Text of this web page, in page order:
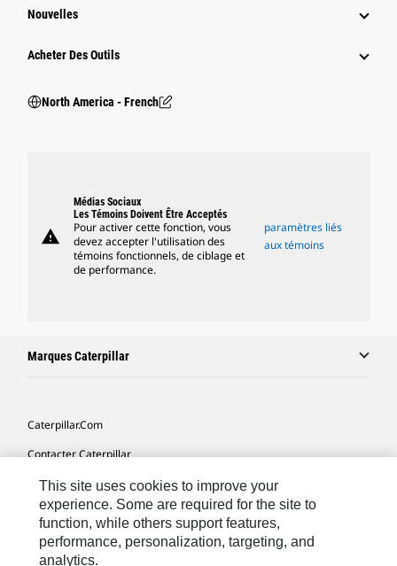
Nouvelles
Acheter Des Outils
North America - French
warning
Médias Sociaux
Les Témoins Doivent Être Acceptés
Pour activer cette fonction, vous
devez accepter l'utilisation des
témoins fonctionnels, de ciblage et
de performance.
paramètres liés
aux témoins
Marques Caterpillar
Caterpillar.com
Contacter Caterpillar
Mes Préférences Marketing
Plan Du Site
Cookie Settings
This site uses cookies to improve your
experience. Some are required for the site to
function, while others support features,
performance, personalization, targeting, and
analytics.